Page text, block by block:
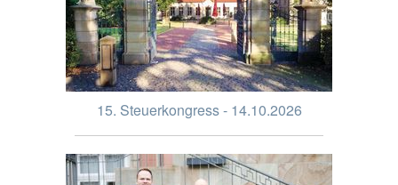
15. Steuerkongress - 14.10.2026